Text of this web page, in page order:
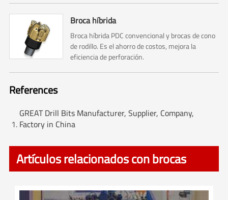
Broca híbrida
Broca híbrida PDC convencional y brocas de cono
de rodillo. Es el ahorro de costos, mejora la
eficiencia de perforación.
References
GREAT Drill Bits Manufacturer, Supplier, Company,
Factory in China
Artículos relacionados con brocas